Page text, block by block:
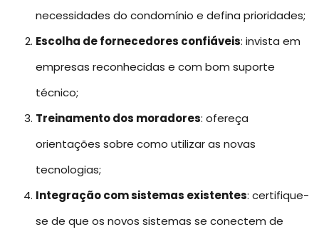
necessidades do condomínio e defina prioridades;
Escolha de fornecedores confiáveis: invista em
empresas reconhecidas e com bom suporte
técnico;
Treinamento dos moradores: ofereça
orientações sobre como utilizar as novas
tecnologias;
Integração com sistemas existentes: certifique-
se de que os novos sistemas se conectem de